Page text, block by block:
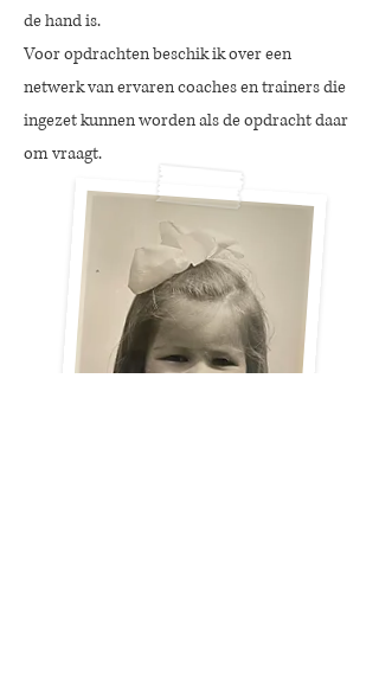
de hand is.
Voor opdrachten beschik ik over een
netwerk van ervaren coaches en trainers die
ingezet kunnen worden als de opdracht daar
om vraagt.